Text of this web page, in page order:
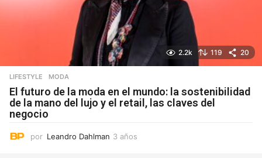
2.2k 119 20
LIFESTYLE MODA
El futuro de la moda en el mundo: la sostenibilidad
de la mano del lujo y el retail, las claves del
negocio
por Leandro Dahlman 3 años